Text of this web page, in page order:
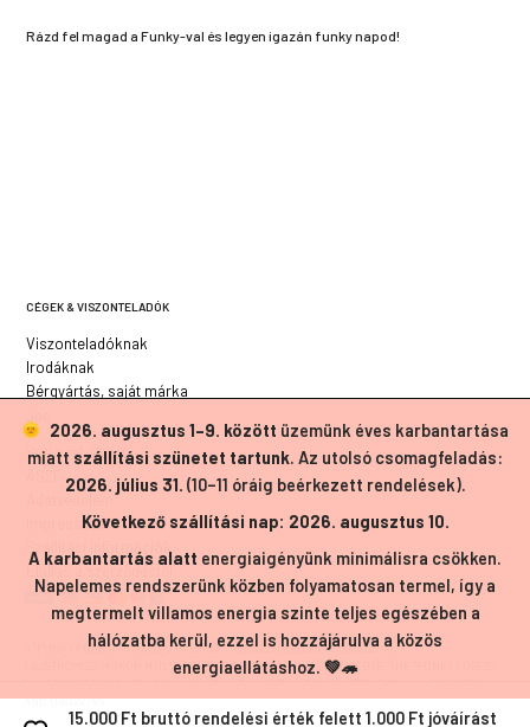
Rázd fel magad a Funky-val és legyen igazán funky napod!
CÉGEK & VISZONTELADÓK
Viszonteladóknak
Irodáknak
Bérgyártás, saját márka
Süti szabályzat
Impresszum
Elállás a szerződéstől
A ”FUNKY FOREST” A HÁZIKÓ FARM KFT. 018322762 ILLETVE 018322746
LAJSTROMSZÁMOKON NYILVÁNTARTOTT EURÓPAI UNIÓS VÉDJEGYE. THE ”FUNKY FOREST”
AND 018322746
15.000 Ft bruttó rendelési érték felett 1.000 Ft jóváírást
2026. augusztus 1–9. között üzemünk éves karbantartása
miatt szállítási szünetet tartunk. Az utolsó csomagfeladás:
2026. július 31. (10–11 óráig beérkezett rendelések).
Következő szállítási nap: 2026. augusztus 10.
A karbantartás alatt energiaigényünk minimálisra csökken.
Napelemes rendszerünk közben folyamatosan termel, így a
megtermelt villamos energia szinte teljes egészében a
hálózatba kerül, ezzel is hozzájárulva a közös
energiaellátáshoz. 💚🦔